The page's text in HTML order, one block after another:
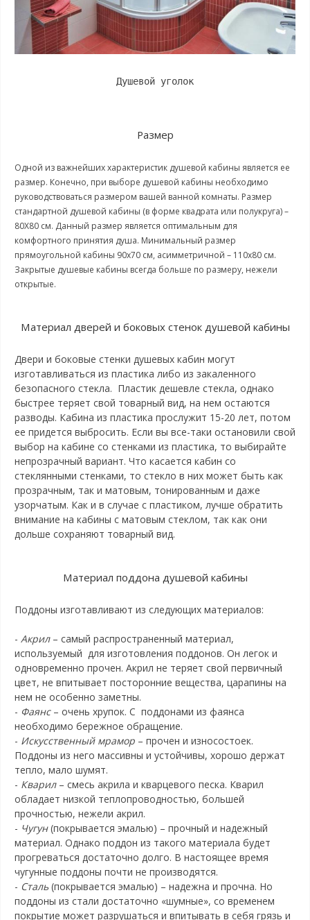
Душевой уголок
Размер
Одной из важнейших характеристик душевой кабины является ее
размер. Конечно, при выборе душевой кабины необходимо
руководствоваться размером вашей ванной комнаты. Размер
стандартной душевой кабины (в форме квадрата или полукруга) –
80Х80 см. Данный размер является оптимальным для
комфортного принятия душа. Минимальный размер
прямоугольной кабины 90х70 см, асимметричной – 110х80 см.
Закрытые душевые кабины всегда больше по размеру, нежели
открытые.
Материал дверей и боковых стенок душевой кабины
Двери и боковые стенки душевых кабин могут
изготавливаться из пластика либо из закаленного
безопасного стекла. Пластик дешевле стекла, однако
быстрее теряет свой товарный вид, на нем остаются
разводы. Кабина из пластика прослужит 15-20 лет, потом
ее придется выбросить. Если вы все-таки остановили свой
выбор на кабине со стенками из пластика, то выбирайте
непрозрачный вариант. Что касается кабин со
стеклянными стенками, то стекло в них может быть как
прозрачным, так и матовым, тонированным и даже
узорчатым. Как и в случае с пластиком, лучше обратить
внимание на кабины с матовым стеклом, так как они
дольше сохраняют товарный вид.
Материал поддона душевой кабины
Поддоны изготавливают из следующих материалов:
- Акрил– самый распространенный материал,
используемый для изготовления поддонов. Он легок и
одновременно прочен. Акрил не теряет свой первичный
цвет, не впитывает посторонние вещества, царапины на
нем не особенно заметны.
- Фаянс– очень хрупок. С поддонами из фаянса
необходимо бережное обращение.
- Искусственный мрамор – прочен и износостоек.
Поддоны из него массивны и устойчивы, хорошо держат
тепло, мало шумят.
- Кварил– смесь акрила и кварцевого песка. Кварил
обладает низкой теплопроводностью, большей
прочностью, нежели акрил.
- Чугун(покрывается эмалью) – прочный и надежный
материал. Однако поддон из такого материала будет
прогреваться достаточно долго. В настоящее время
чугунные поддоны почти не производятся.
- Сталь (покрывается эмалью) – надежна и прочна. Но
поддоны из стали достаточно «шумные», со временем
покрытие может разрушаться и впитывать в себя грязь и